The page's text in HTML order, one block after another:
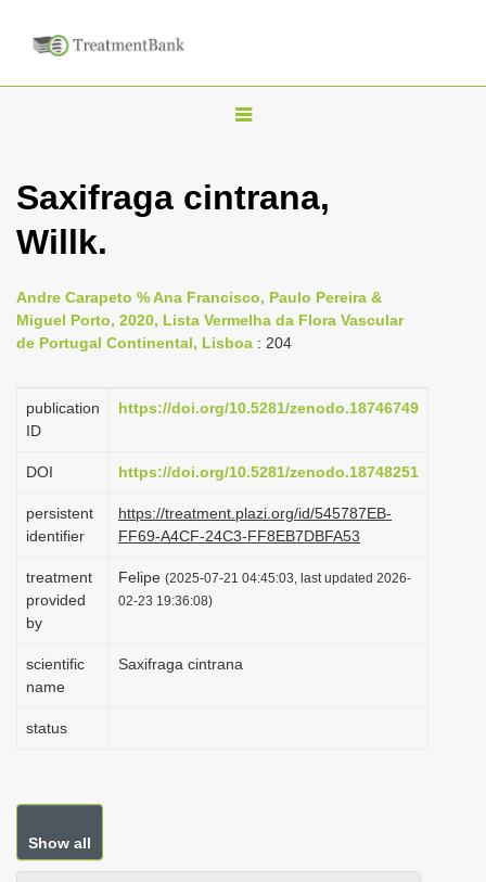
T
g
n
a
i
g
t
i
o
n
Saxifraga cintrana,
Willk.
Andre Carapeto % Ana Francisco, Paulo Pereira &
Miguel Porto, 2020, Lista Vermelha da Flora Vascular
de Portugal Continental, Lisboa : 204
publication
ID
https://doi.org/10.5281/zenodo.18746749
DOI https://doi.org/10.5281/zenodo.18748251
persistent
identifier
https://treatment.plazi.org/id/545787EB-
FF69-A4CF-24C3-FF8EB7DBFA53
treatment
provided
by
Felipe (2025-07-21 04:45:03, last updated 2026-
02-23 19:36:08)
scientific
name
Saxifraga cintrana
status
Show all